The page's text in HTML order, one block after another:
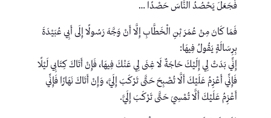
فَجَعَلَ يَحْصُدُ النَّاسَ حَصْدًا …
فَمَا كَانَ مِنْ عُمَرَ بْنِ الْخَطَّابِ إِلَّا أَنْ وَجَّهَ رَسُولًا إِلَى أَبِي عُبَيْدَةَ
بِرِسَالَةٍ يَقُولُ فِيهَا:
إِنِّي بَدَتْ لِي إِلَيْكَ حَاجَةٌ لَا غِنَى لِي عَنْكَ فِيهَا، فَإِنْ أَتَاكَ كِتَابِي لَيْلًا
فَإِنِّي أَعْزِمُ عَلَيْكَ أَلَّا تُصْبِحَ حَتَّى تَرْكَبَ إِلَيَّ، وَإِنْ أَتَاكَ نَهَارًا فَإِنِّي
أَعْزِمُ عَلَيْكَ أَلَّا تُمْسِيَ حَتَّى تَرْكَبَ إِلَيَّ.